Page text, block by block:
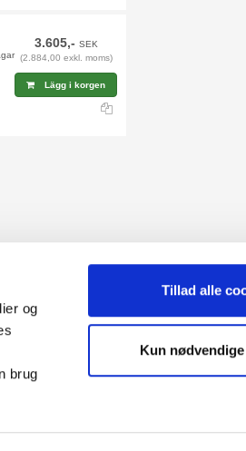
og
brug
Tillad alle
Kun
3.605,- SEK
(2.884,00 exkl. moms)
Lägg i korgen